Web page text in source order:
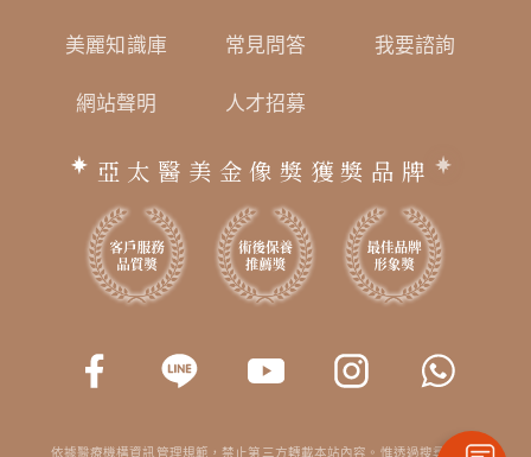
美麗知識庫 常見問答 我要諮詢
網站聲明 人才招募
亞太醫美金像獎獲獎品牌
依據醫療機構資訊管理規範，禁止第三方轉載本站內容。惟透過搜尋